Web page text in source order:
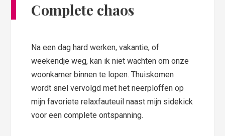
Complete chaos
Na een dag hard werken, vakantie, of
weekendje weg, kan ik niet wachten om onze
woonkamer binnen te lopen. Thuiskomen
wordt snel vervolgd met het neerploffen op
mijn favoriete relaxfauteuil naast mijn sidekick
voor een complete ontspanning.